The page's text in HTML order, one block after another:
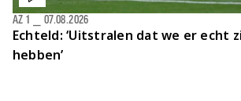
Echteld: ‘Uitstralen dat we er echt
hebben’
AZ 1 07.08.2026